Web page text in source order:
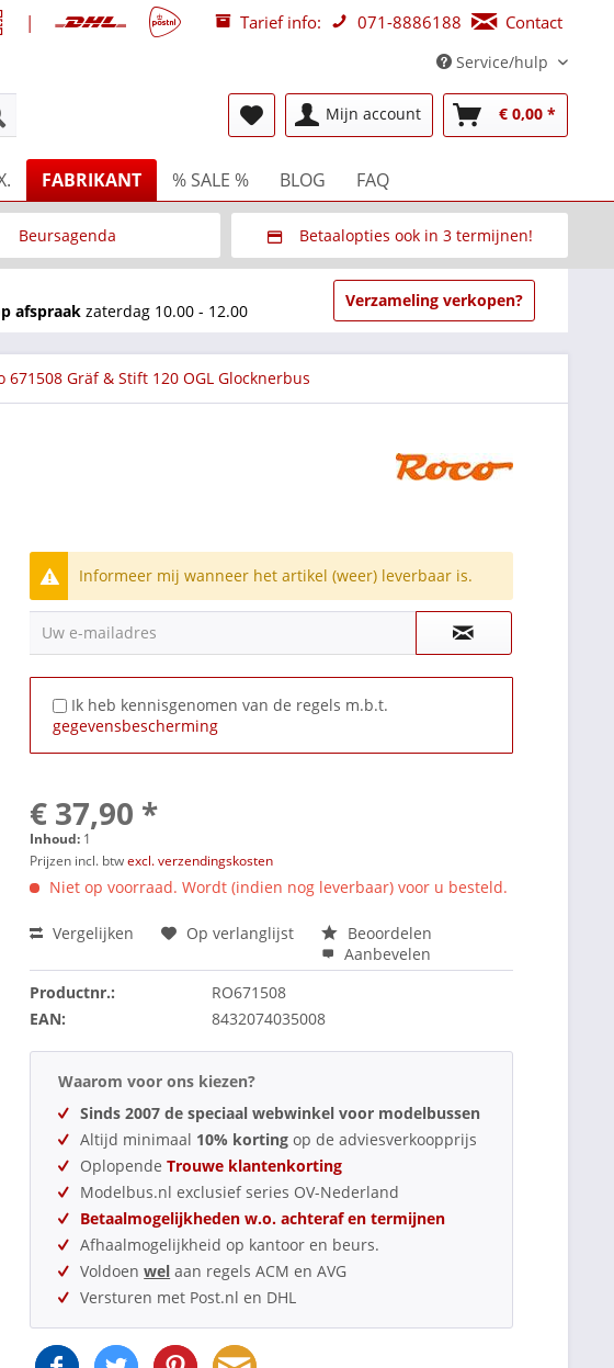
| Tarief info: 071-8886188 Contact
Service/hulp
Mijn account € 0,00 *
FABRIKANT % SALE % BLOG FAQ
Beursagenda Betaalopties ook in 3 termijnen!
Via Multisafepay (veilig via SSL)
afspraak zaterdag 10.00 - 12.00
Verzameling verkopen?
671508 Gräf & Stift 120 OGL Glocknerbus
Informeer mij wanneer het artikel (weer) leverbaar is.
Uw e-mailadres
Ik heb kennisgenomen van de regels m.b.t.
gegevensbescherming
€ 37,90 *
Inhoud: 1
Prijzen incl. btwexcl. verzendingskosten
Niet op voorraad. Wordt (indien nog leverbaar) voor u besteld.
Vergelijken Op verlanglijst
Beoordelen
Aanbevelen
Productnr.:
RO671508
EAN:
8432074035008
Waarom voor ons kiezen?
Sinds 2007 de speciaal webwinkel voor modelbussen
Altijd minimaal 10% kortingop de adviesverkoopprijs
OplopendeTrouwe klantenkorting
Modelbus.nl exclusief series OV-Nederland
Betaalmogelijkheden w.o. achteraf en termijnen
Afhaalmogelijkheid op kantoor en beurs.
Voldoenwel aan regels ACM en AVG
Versturen met Post.nl en DHL